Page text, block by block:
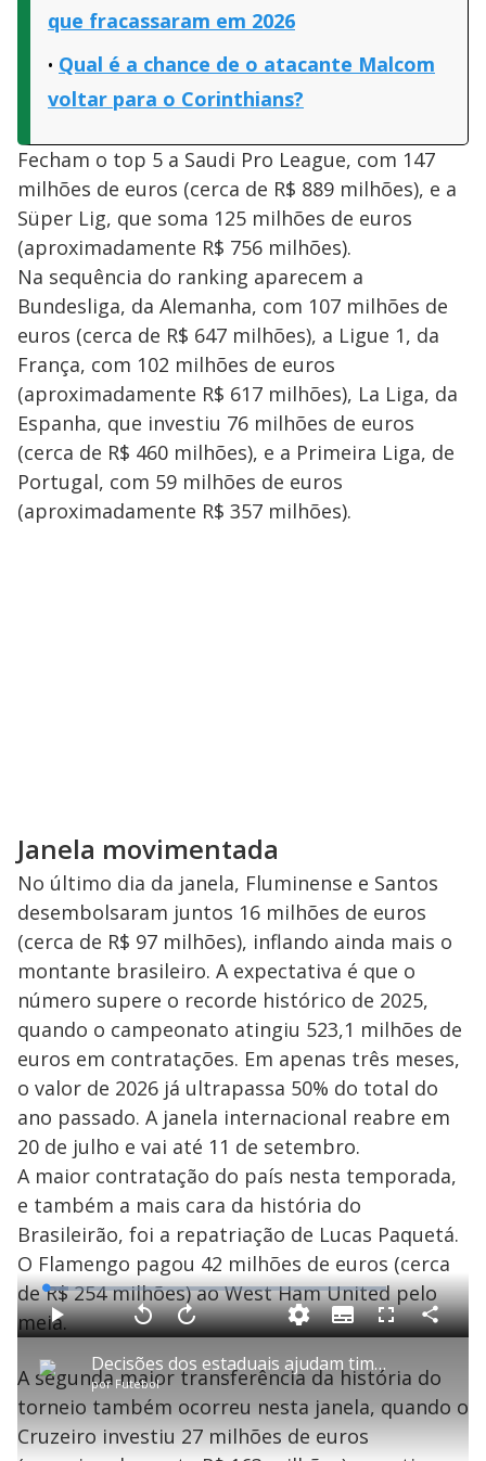
que fracassaram em 2026
Qual é a chance de o atacante Malcom
voltar para o Corinthians?
Fecham o top 5 a Saudi Pro League, com 147
milhões de euros (cerca de R$ 889 milhões), e a
Süper Lig, que soma 125 milhões de euros
(aproximadamente R$ 756 milhões).
Na sequência do ranking aparecem a
Bundesliga, da Alemanha, com 107 milhões de
euros (cerca de R$ 647 milhões), a Ligue 1, da
França, com 102 milhões de euros
(aproximadamente R$ 617 milhões), La Liga, da
Espanha, que investiu 76 milhões de euros
(cerca de R$ 460 milhões), e a Primeira Liga, de
Portugal, com 59 milhões de euros
(aproximadamente R$ 357 milhões).
Janela movimentada
No último dia da janela, Fluminense e Santos
desembolsaram juntos 16 milhões de euros
(cerca de R$ 97 milhões), inflando ainda mais o
montante brasileiro. A expectativa é que o
número supere o recorde histórico de 2025,
quando o campeonato atingiu 523,1 milhões de
euros em contratações. Em apenas três meses,
o valor de 2026 já ultrapassa 50% do total do
ano passado. A janela internacional reabre em
20 de julho e vai até 11 de setembro.
A maior contratação do país nesta temporada,
e também a mais cara da história do
Brasileirão, foi a repatriação de Lucas Paquetá.
O Flamengo pagou 42 milhões de euros (cerca
de R$ 254 milhões) ao West Ham United pelo
meia.
P
l
Decisões dos estaduais ajudam times a não perder o ritmo durante a pausa do Brasileirão
por Futebol
P V
t
a
r
1
0
s
e
g
A
n
ç
a
1
0
s
e
L
o
a
d
e
.
8
%
S
u
b
i
t
l
s
F
s
c
e
e
C
o
a
r
i
l
A segunda maior transferência da história do
torneio também ocorreu nesta janela, quando o
Cruzeiro investiu 27 milhões de euros